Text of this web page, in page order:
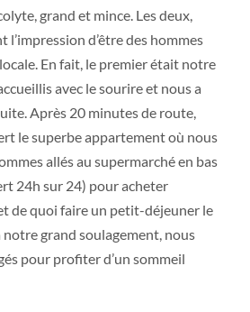
grand et mince. Les deux,
l’impression d’être des hommes
En fait, le premier était notre
avec le sourire et nous a
Après 20 minutes de route,
le superbe appartement où nous
allés au supermarché en bas
24h sur 24) pour acheter
de quoi faire un petit-déjeuner le
notre grand soulagement, nous
pour profiter d’un sommeil